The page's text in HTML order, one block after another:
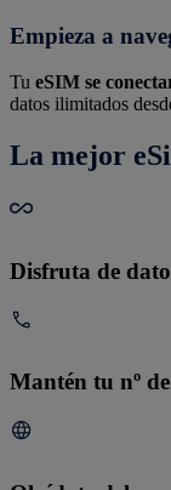
Empieza a
Tu eSIM se
datos ilimitados
La mejor
Disfruta de
Mantén tu nº